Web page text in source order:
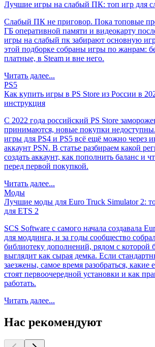
Лучшие игры на слабый ПК: топ игр для
Слабый ПК не приговор. Пока топовые
ГБ оперативной памяти и видеокарту
игры на слабый пк забирают основную
этой подборке собраны игры по жанрам:
платные, в Steam и вне него.
Читать далее...
PS5
Как купить игры в PS Store из России в
инструкция
С 2022 года российский PS Store
принимаются, новые покупки
игры для PS4 и PS5 всё ещё можно через
аккаунт PSN. В статье разбираем какой
создать аккаунт, как пополнить баланс и
перед первой покупкой.
Читать далее...
Моды
Лучшие моды для Euro Truck Simulator 2:
для ETS 2
SCS Software с самого начала создавала
для моддинга, и за годы сообщество
библиотеку дополнений, рядом с которой
выглядит как сырая демка. Если
заезжены, самое время разобраться,
стоят первоочередной установки и как
работать.
Читать далее...
Нас рекомендуют